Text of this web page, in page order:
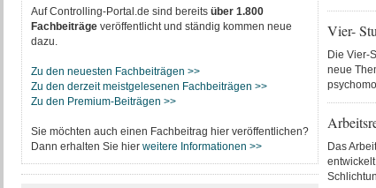
Vier-
Die Vier-
neue
Das
Auf Controlling-Portal.de sind bereits über 1.800
Fachbeiträgeveröffentlicht und ständig kommen neue
dazu.
Zu den neuesten Fachbeiträgen >>
Zu den derzeit meistgelesenen Fachbeiträgen >>
Zu den Premium-Beiträgen >>
Sie möchten auch einen Fachbeitrag hier veröffentlichen?
Dann erhalten Sie hier weitere Informationen >>